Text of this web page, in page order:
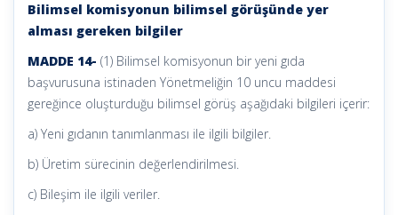
Bilimsel komisyonun bilimsel görüşünde yer
alması gereken bilgiler
MADDE 14- (1) Bilimsel komisyonun bir yeni gıda
başvurusuna istinaden Yönetmeliğin 10 uncu maddesi
gereğince oluşturduğu bilimsel görüş aşağıdaki bilgileri içerir:
a) Yeni gıdanın tanımlanması ile ilgili bilgiler.
b) Üretim sürecinin değerlendirilmesi.
c) Bileşim ile ilgili veriler.